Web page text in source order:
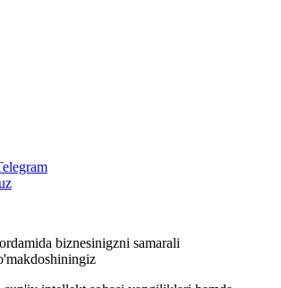
hamda shaxsiy ma'lumotlaringizni
maqsadlar uchun qayta ishlashga
biznesinigzni samarali